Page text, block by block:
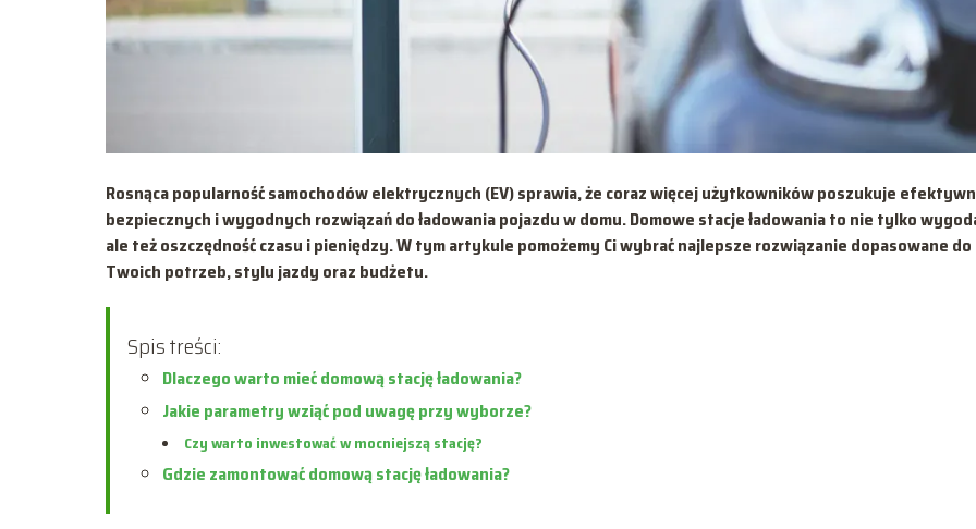
Rosnąca popularność samochodów elektrycznych (EV) sprawia, że coraz więcej użytkowników poszukuje
bezpiecznych i wygodnych rozwiązań do ładowania pojazdu w domu. Domowe stacje ładowania to nie tylko
ale też oszczędność czasu i pieniędzy. W tym artykule pomożemy Ci wybrać najlepsze rozwiązanie dopasowane do
Twoich potrzeb, stylu jazdy oraz budżetu.
Spis treści:
Dlaczego warto mieć domową stację ładowania?
Jakie parametry wziąć pod uwagę przy wyborze?
Czy warto inwestować w mocniejszą stację?
Gdzie zamontować domową stację ładowania?